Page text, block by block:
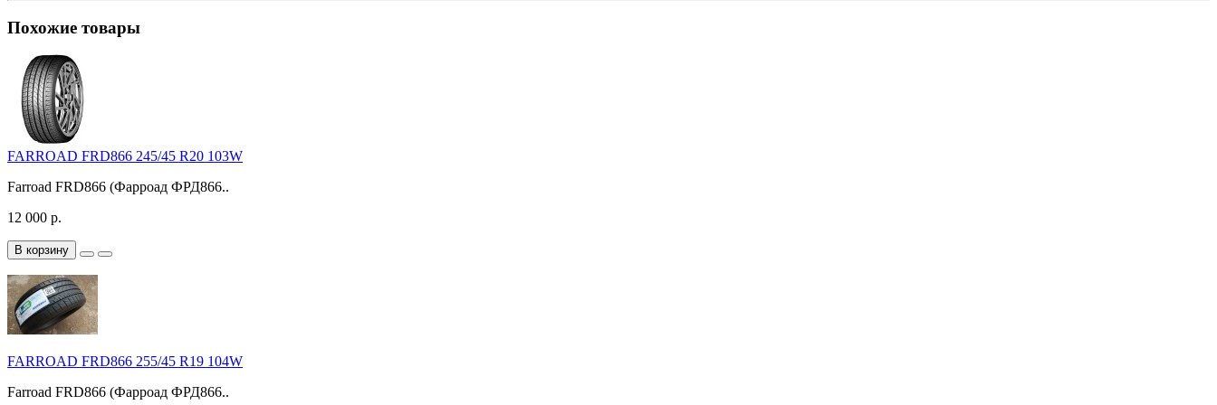
Похожие товары
FARROAD FRD866 245/45 R20 103W
Farroad FRD866 (Фарроад ФРД866..
12 000 р.
В корзину
FARROAD FRD866 255/45 R19 104W
Farroad FRD866 (Фарроад ФРД866..